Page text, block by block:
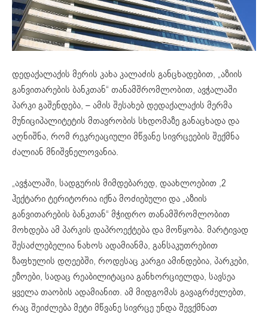
დედაქალაქის მერის კახა კალაძის განცხადებით, „აზიის
განვითარების ბანკთან“ თანამშრომლობით, ავჭალაში
პარკი გაშენდება, – ამის შესახებ დედაქალაქის მერმა
მუნიციპალიტეტის მთავრობის სხდომაზე განაცხადა და
აღნიშნა, რომ რეკრეაციული მწვანე სივრცეების შექმნა
ძალიან მნიშვნელოვანია.
„ავჭალაში, სადგურის მიმდებარედ, დაახლოებით ,2
ჰექტარი ტერიტორია იქნა მოძიებული და „აზიის
განვითარების ბანკთან“ მჭიდრო თანამშრომლობით
მოხდება ამ პარკის დაპროექტება და მოწყობა. მარტივად
შესაძლებელია ნახოს ადამიანმა, განსაკუთრებით
ზაფხულის დღეებში, როდესაც კარგი ამინდებია, პარკები,
ეზოები, სადაც რეაბილიტაცია განხორციელდა, სავსეა
ყველა თაობის ადამიანით. ამ მიდგომას გავაგრძელებთ,
რაც შეიძლება მეტი მწვანე სივრცე უნდა შევქმნათ